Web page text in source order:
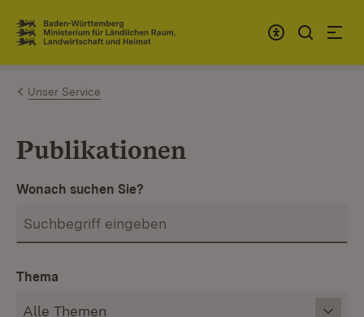
Zum Inhalt springen
Link zur Startseite
Unser Service
Publikationen
Wonach suchen Sie?
Thema